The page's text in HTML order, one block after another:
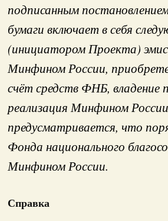
подписанным
бумаги включает в себя
(инициатором Проекта)
Минфином России,
счёт средств ФНБ,
реализация Минфином
предусматривается, что
Фонда национального
Минфином России.
Справка
со справками к
перейдите в раздел "Поиск по
6 августа, четверг
развитие. Инновации
дал поручения по
сессии о
технологическим